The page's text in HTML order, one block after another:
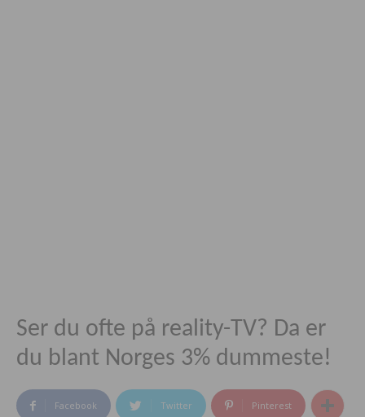
Ser du ofte på reality-TV? Da er
du blant Norges 3% dummeste!
Facebook Twitter Pinterest